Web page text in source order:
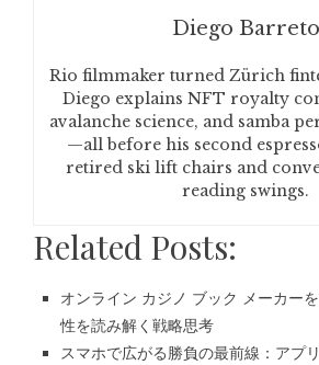
Diego Barreto
Rio filmmaker turned Zürich
Diego explains NFT royalty
avalanche science, and samba
—all before his second
retired ski lift chairs and
reading swings.
Related Posts:
オンライン カジノ ブック メーカー
性を読み解く戦略思考
スマホで広がる勝負の最前線：アプ